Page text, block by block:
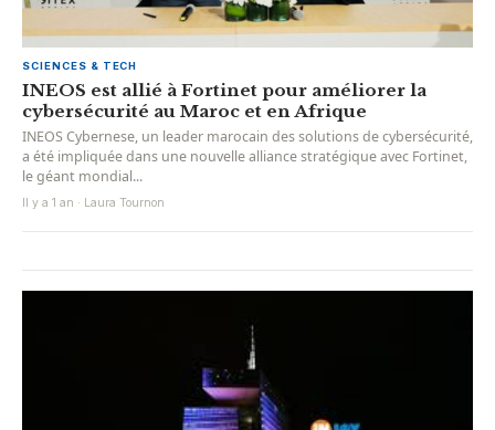
SCIENCES & TECH
INEOS est allié à Fortinet pour améliorer la
cybersécurité au Maroc et en Afrique
INEOS Cybernese, un leader marocain des solutions de cybersécurité,
a été impliquée dans une nouvelle alliance stratégique avec Fortinet,
le géant mondial...
Il y a 1 an · Laura Tournon